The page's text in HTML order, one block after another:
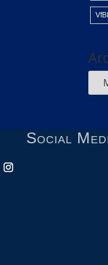
Social